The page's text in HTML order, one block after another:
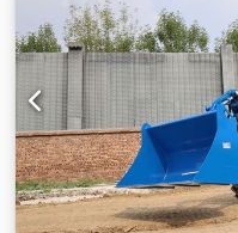
Hátsó gumik típusa:
80-100% Hátsó
koromszűrő, teljes fülke,
A kép a gyorscsatlakozó
típusa: Fogaskerék-
- Hidraulikus nyomás:
hajtás: 420 bar